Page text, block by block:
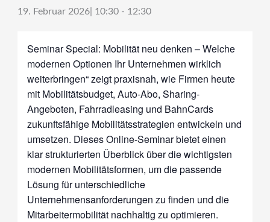
19. Februar 2026| 10:30- 12:30
Seminar Special: Mobilität neu denken – Welche
modernen Optionen Ihr Unternehmen wirklich
weiterbringen“ zeigt praxisnah, wie Firmen heute
mit Mobilitätsbudget, Auto-Abo, Sharing-
Angeboten, Fahrradleasing und BahnCards
zukunftsfähige Mobilitätsstrategien entwickeln und
umsetzen. Dieses Online-Seminar bietet einen
klar strukturierten Überblick über die wichtigsten
modernen Mobilitätsformen, um die passende
Lösung für unterschiedliche
Unternehmensanforderungen zu finden und die
Mitarbeitermobilität nachhaltig zu optimieren.